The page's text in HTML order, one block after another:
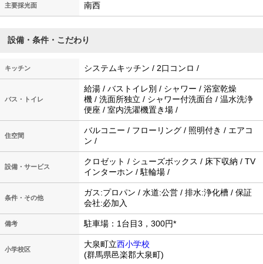
主要採光面 南西
設備・条件・こだわり
キッチン システムキッチン / 2口コンロ /
バス・トイレ
給湯 / バストイレ別 / シャワー / 浴室乾燥
機 / 洗面所独立 / シャワー付洗面台 / 温水洗浄
便座 / 室内洗濯機置き場 /
住空間
バルコニー / フローリング / 照明付き / エアコ
ン /
設備・サービス
クロゼット / シューズボックス / 床下収納 / TV
インターホン / 駐輪場 /
条件・その他
ガス:プロパン / 水道:公営 / 排水:浄化槽 / 保証
会社:必加入
備考 駐車場：1台目3，300円*
小学校区
大泉町立西小学校
(群馬県邑楽郡大泉町)